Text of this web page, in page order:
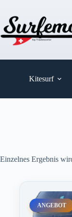
springen
Kitesurf
Einzelnes Ergebnis
ANGEBOT